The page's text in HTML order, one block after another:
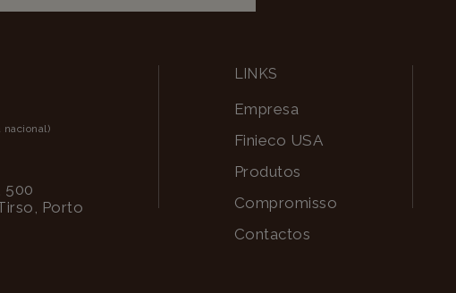
nacional)
500
Porto
LINKS
Empresa
Finieco USA
Produtos
Compromisso
Contactos